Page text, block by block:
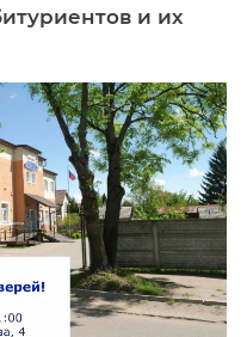
в 11:00
абитуриентов и